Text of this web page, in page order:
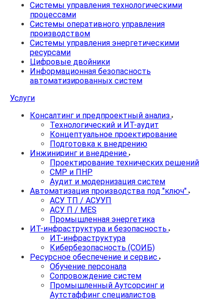
Системы управления технологическими
процессами
Системы оперативного управления
производством
Системы управления энергетическими
ресурсами
Цифровые двойники
Информационная безопасность
автоматизированных систем
Услуги
Консалтинг и предпроектный анализ
Технологический и ИТ-аудит
Концептуальное проектирование
Подготовка к внедрению
Инжиниринг и внедрение
Проектирование технических решений
СМР и ПНР
Аудит и модернизация систем
Автоматизация производства под "ключ"
АСУ ТП / АСУУП
АСУ П / MES
Промышленная энергетика
ИТ-инфраструктура и безопасность
ИТ-инфраструктура
Кибербезопасность (СОИБ)
Ресурсное обеспечение и сервис
Обучение персонала
Сопровождение систем
Промышленный Аутсорсинг и
Аутстаффинг специалистов